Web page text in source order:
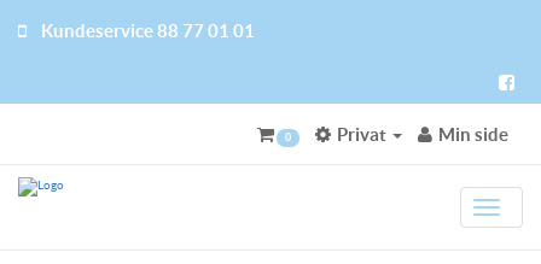
Kundeservice 88 77 01 01
0 Privat Min side